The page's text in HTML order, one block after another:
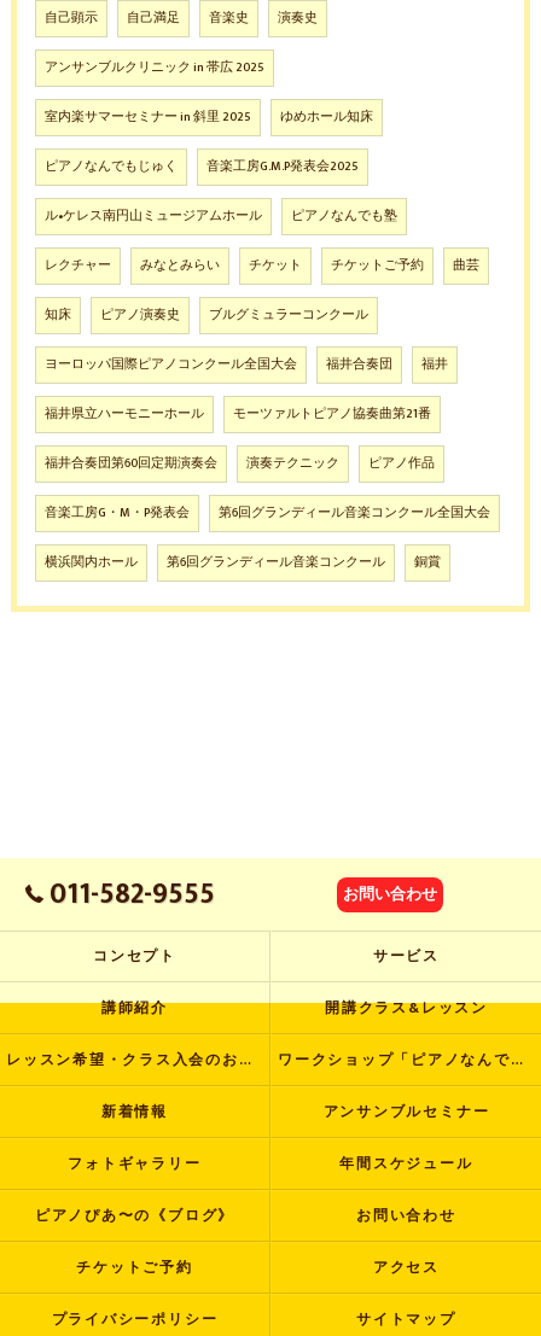
自己顕示 自己満足 音楽史 演奏史
アンサンブルクリニック in 帯広 2025
室内楽サマーセミナー in 斜里 2025 ゆめホール知床
ピアノなんでもじゅく 音楽工房G.M.P発表会2025
ル•ケレス南円山ミュージアムホール ピアノなんでも塾
レクチャー みなとみらい チケット チケットご予約 曲芸
知床 ピアノ演奏史 ブルグミュラーコンクール
ヨーロッパ国際ピアノコンクール全国大会 福井合奏団 福井
福井県立ハーモニーホール モーツァルトピアノ協奏曲第21番
福井合奏団第60回定期演奏会 演奏テクニック ピアノ作品
音楽工房G・M・P発表会 第6回グランディール音楽コンクール全国大会
横浜関内ホール 第6回グランディール音楽コンクール 銅賞
011-582-9555 お問い合わせ
コンセプト サービス
講師紹介 開講クラス&レッスン
レッスン希望・クラス入会のお申し込み ワークショップ「ピアノなんでも塾」
新着情報 アンサンブルセミナー
フォトギャラリー 年間スケジュール
ピアノぴあ〜の《ブログ》 お問い合わせ
チケットご予約 アクセス
プライバシーポリシー サイトマップ